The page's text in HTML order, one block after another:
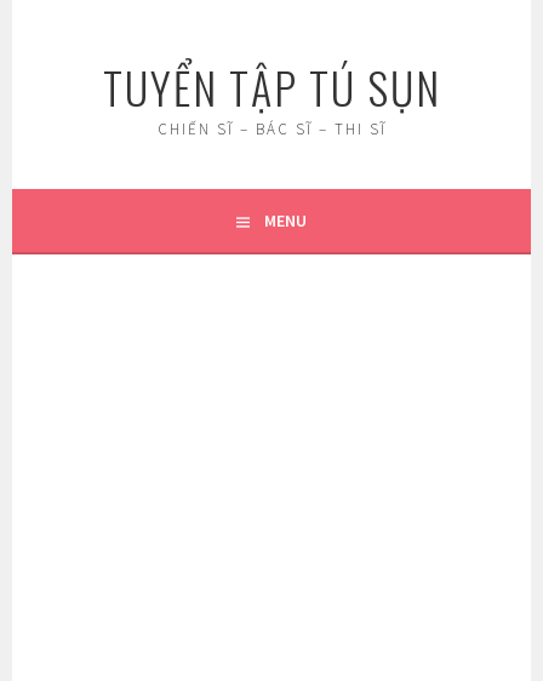
TUYỂN TẬP TÚ SỤN
CHIẾN SĨ – BÁC SĨ – THI SĨ
MENU